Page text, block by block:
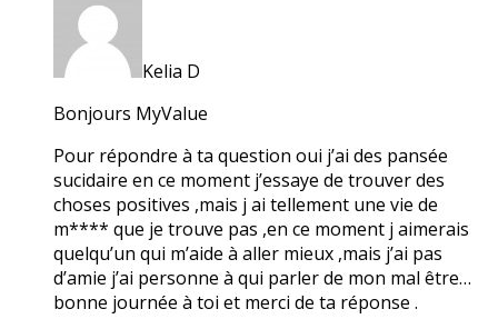
Kelia D
Bonjours MyValue
Pour répondre à ta question oui j’ai des pansée
sucidaire en ce moment j’essaye de trouver des
choses positives ,mais j ai tellement une vie de
m**** que je trouve pas ,en ce moment j aimerais
quelqu’un qui m’aide à aller mieux ,mais j’ai pas
d’amie j’ai personne à qui parler de mon mal être…
bonne journée à toi et merci de ta réponse .